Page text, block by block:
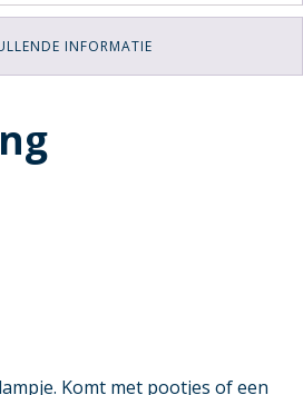
INFORMATIE
Komt met pootjes of een